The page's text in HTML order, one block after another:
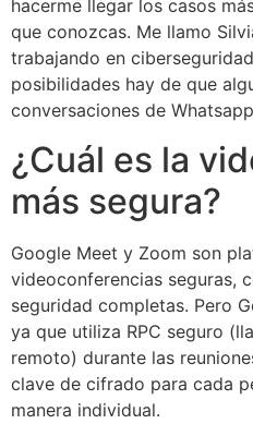
hacerme llegar los casos
que conozcas. Me llamo
trabajando en
posibilidades hay de que
conversaciones de
¿Cuál es la
más segura?
Google Meet y Zoom son
videoconferencias seguras,
seguridad completas. Pero
ya que utiliza RPC seguro
remoto) durante las
clave de cifrado para cada
manera individual.